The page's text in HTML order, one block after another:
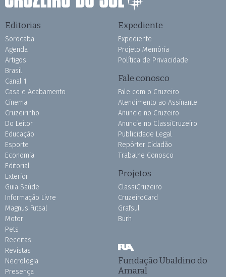
Editorias
Sorocaba
Agenda
Artigos
Brasil
Canal 1
Casa e Acabamento
Cinema
Cruzeirinho
Do Leitor
Educação
Esporte
Economia
Editorial
Exterior
Guia Saúde
Informação Livre
Magnus Futsal
Motor
Pets
Receitas
Revistas
Necrologia
Presença
Expediente
Expediente
Projeto Memória
Política de Privacidade
Fale conosco
Fale com o Cruzeiro
Atendimento ao Assinante
Anuncie no Cruzeiro
Anuncie no ClassiCruzeiro
Publicidade Legal
Repórter Cidadão
Trabalhe Conosco
Projetos
ClassiCruzeiro
CruzeiroCard
Grafsul
Burh
Fundação Ubaldino do
Amaral